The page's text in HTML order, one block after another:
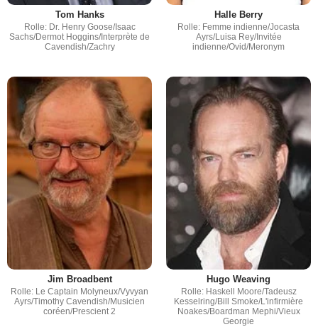
Tom Hanks
Rolle: Dr. Henry Goose/Isaac
Sachs/Dermot Hoggins/Interprète de
Cavendish/Zachry
Halle Berry
Rolle: Femme indienne/Jocasta
Ayrs/Luisa Rey/Invitée
indienne/Ovid/Meronym
Jim Broadbent
Rolle: Le Captain Molyneux/Vyvyan
Ayrs/Timothy Cavendish/Musicien
coréen/Prescient 2
Hugo Weaving
Rolle: Haskell Moore/Tadeusz
Kesselring/Bill Smoke/L'infirmière
Noakes/Boardman Mephi/Vieux
Georgie